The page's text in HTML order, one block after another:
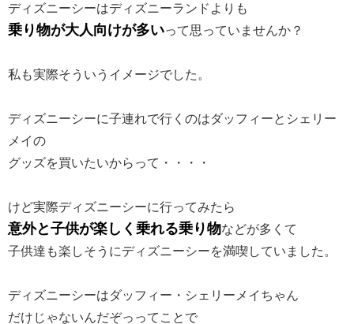
ディズニーシーはディズニーランドよりも
乗り物が大人向けが多いって思っていませんか？
私も実際そういうイメージでした。
ディズニーシーに子連れで行くのはダッフィーとシェリー
メイの
グッズを買いたいからって・・・・
けど実際ディズニーシーに行ってみたら
意外と子供が楽しく乗れる乗り物などが多くて
子供達も楽しそうにディズニーシーを満喫していました。
ディズニーシーはダッフィー・シェリーメイちゃん
だけじゃないんだぞっってことで